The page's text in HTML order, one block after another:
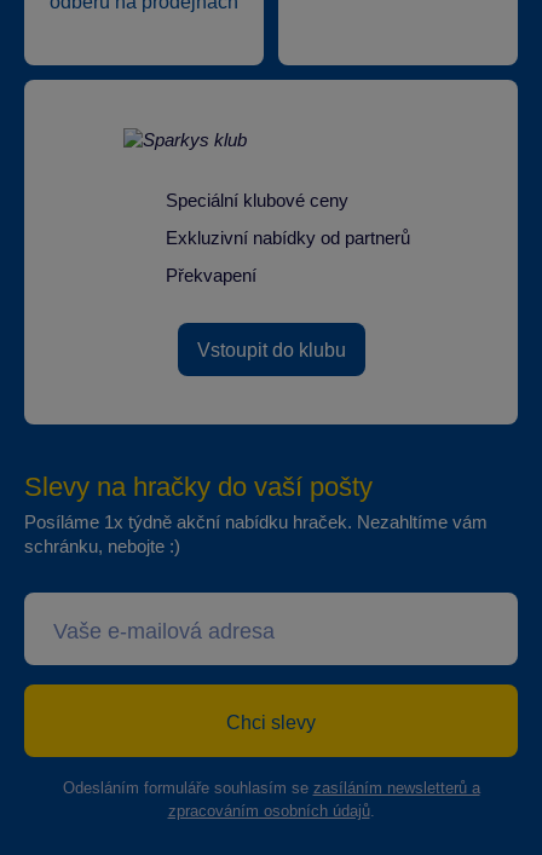
Speciální klubové ceny
Exkluzivní nabídky od partnerů
Překvapení
Vstoupit do klubu
Slevy na hračky do vaší pošty
Posíláme 1x týdně akční nabídku hraček. Nezahltíme vám
schránku, nebojte :)
Chci slevy
Odesláním formuláře souhlasím se zasíláním newsletterů a
zpracováním osobních údajů.